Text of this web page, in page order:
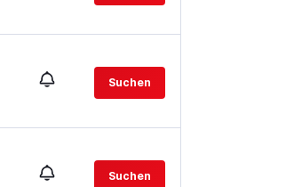
Suchen
Suchen